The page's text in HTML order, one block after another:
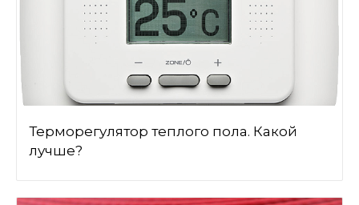
Терморегулятор теплого пола. Какой
лучше?